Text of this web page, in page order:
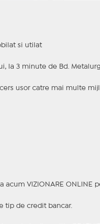
si utilat
la 3 minute de Bd.
usor catre mai multe
VIZIONARE ONLINE
tip de credit bancar.